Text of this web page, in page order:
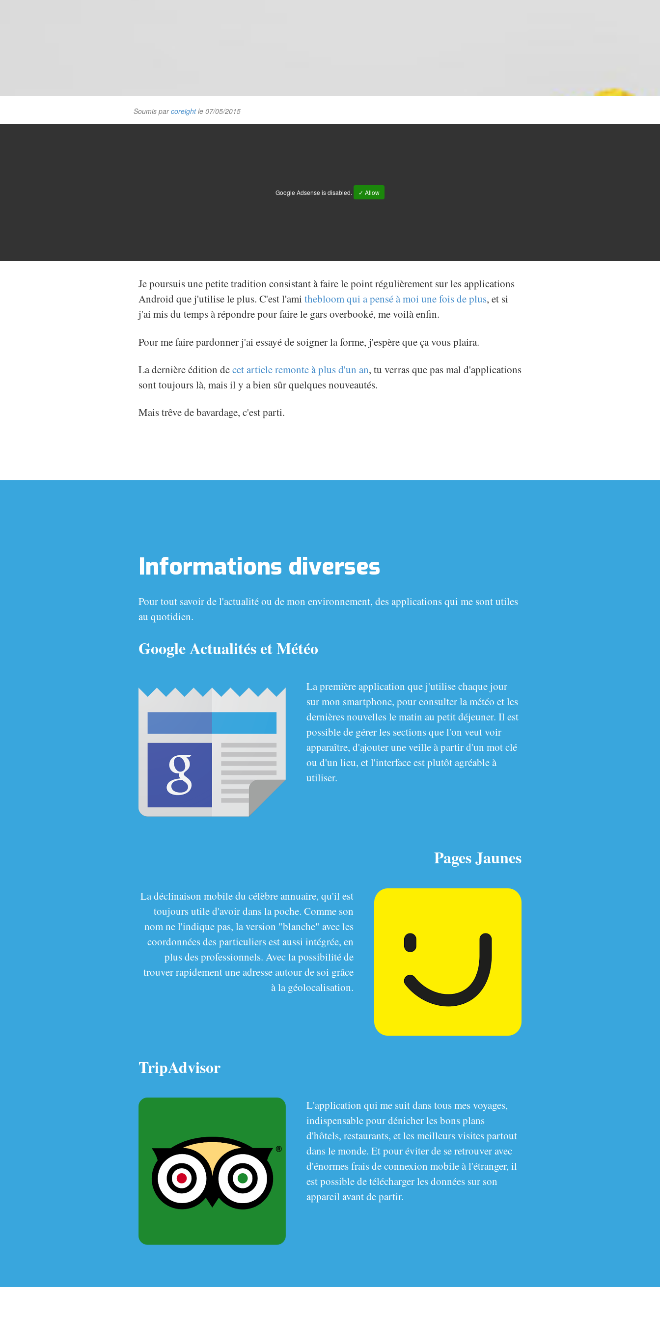
Soumis parcoreightle 07/05/2015
Google Adsense is disabled. ✓ Allow
Je poursuis une petite tradition consistant à faire le point régulièrement sur les applications
Android que j'utilise le plus. C'est l'ami thebloom qui a pensé à moi une fois de plus, et si
j'ai mis du temps à répondre pour faire le gars overbooké, me voilà enfin.
Pour me faire pardonner j'ai essayé de soigner la forme, j'espère que ça vous plaira.
La dernière édition decet article remonte à plus d'un an, tu verras que pas mal d'applications
sont toujours là, mais il y a bien sûr quelques nouveautés.
Mais trêve de bavardage, c'est parti.
Informations diverses
Pour tout savoir de l'actualité ou de mon environnement, des applications qui me sont utiles
au quotidien.
Google Actualités et Météo
La première application que j'utilise chaque jour
sur mon smartphone, pour consulter la météo et les
dernières nouvelles le matin au petit déjeuner. Il est
possible de gérer les sections que l'on veut voir
apparaître, d'ajouter une veille à partir d'un mot clé
ou d'un lieu, et l'interface est plutôt agréable à
utiliser.
Pages Jaunes
La déclinaison mobile du célèbre annuaire, qu'il est
toujours utile d'avoir dans la poche. Comme son
nom ne l'indique pas, la version "blanche" avec les
coordonnées des particuliers est aussi intégrée, en
plus des professionnels. Avec la possibilité de
trouver rapidement une adresse autour de soi grâce
à la géolocalisation.
TripAdvisor
L'application qui me suit dans tous mes voyages,
indispensable pour dénicher les bons plans
d'hôtels, restaurants, et les meilleurs visites partout
dans le monde. Et pour éviter de se retrouver avec
d'énormes frais de connexion mobile à l'étranger, il
est possible de télécharger les données sur son
appareil avant de partir.